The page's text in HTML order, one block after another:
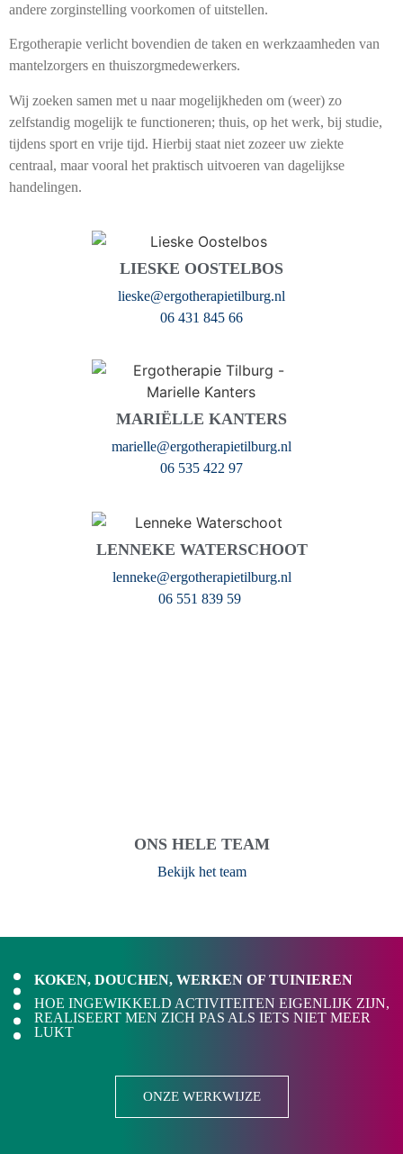
andere zorginstelling voorkomen of uitstellen.
Ergotherapie verlicht bovendien de taken en werkzaamheden van
mantelzorgers en thuiszorgmedewerkers.
Wij zoeken samen met u naar mogelijkheden om (weer) zo
zelfstandig mogelijk te functioneren; thuis, op het werk, bij studie,
tijdens sport en vrije tijd. Hierbij staat niet zozeer uw ziekte
centraal, maar vooral het praktisch uitvoeren van dagelijkse
handelingen.
LIESKE OOSTELBOS
lieske@ergotherapietilburg.nl
06 431 845 66
MARIËLLE KANTERS
marielle@ergotherapietilburg.nl
06 535 422 97
LENNEKE WATERSCHOOT
lenneke@ergotherapietilburg.nl
06 551 839 59 ​
ONS HELE TEAM
Bekijk het team
KOKEN, DOUCHEN, WERKEN OF TUINIEREN
HOE INGEWIKKELD ACTIVITEITEN EIGENLIJK ZIJN,
REALISEERT MEN ZICH PAS ALS IETS NIET MEER
LUKT
ONZE WERKWIJZE